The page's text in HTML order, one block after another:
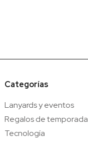
Categorías
Lanyards y eventos
Regalos de temporada
Tecnología